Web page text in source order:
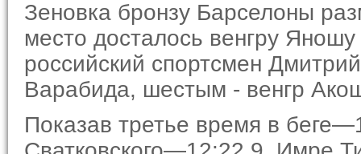
Зеновка бронзу Барселоны
место досталось венгру
рос­сийский спортсмен
Варабида, шестым - венгр
Показав третье время в